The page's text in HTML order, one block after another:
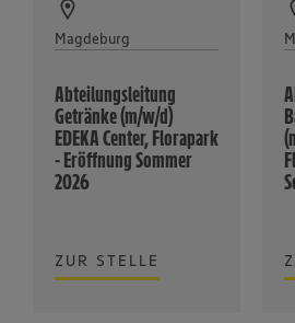
Magdeburg
Abteilungsleitung
Getränke (m/w/d)
EDEKA Center, Florapark
- Eröffnung Sommer
2026
ZUR STELLE